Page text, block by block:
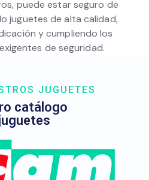
puede estar seguro de
juguetes de alta calidad,
y cumpliendo los
de seguridad.
JUGUETES
catálogo